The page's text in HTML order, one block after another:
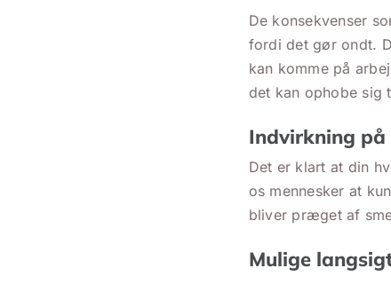
De konsekvenser
fordi det gør ondt.
kan komme på
det kan ophobe sig
Indvirkning
Det er klart at din
os mennesker at
bliver præget af
Mulige